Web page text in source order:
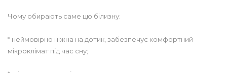
Чому обирають саме цю білизну:
* неймовірно ніжна на дотик, забезпечує комфортний
мікроклімат під час сну;